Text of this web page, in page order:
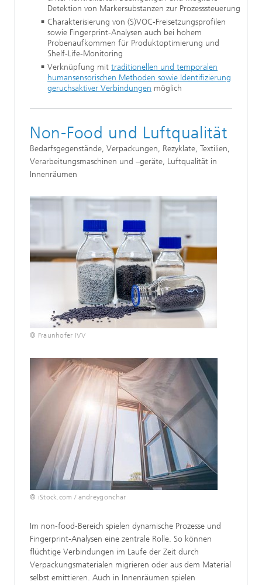
Detektion von Markersubstanzen zur Prozesssteuerung
Charakterisierung von (S)VOC-Freisetzungsprofilen
sowie Fingerprint-Analysen auch bei hohem
Probenaufkommen für Produktoptimierung und
Shelf-Life-Monitoring
Verknüpfung mit traditionellen und temporalen
humansensorischen Methoden sowie Identifizierung
geruchsaktiver Verbindungen möglich
Non-Food und Luftqualität
Bedarfsgegenstände, Verpackungen, Rezyklate, Textilien,
Verarbeitungsmaschinen und –geräte, Luftqualität in
Innenräumen
© Fraunhofer IVV
© iStock.com / andreygonchar
Im non-food-Bereich spielen dynamische Prozesse und
Fingerprint-Analysen eine zentrale Rolle. So können
flüchtige Verbindungen im Laufe der Zeit durch
Verpackungsmaterialen migrieren oder aus dem Material
selbst emittieren. Auch in Innenräumen spielen